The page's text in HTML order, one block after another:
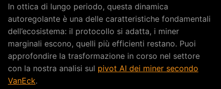
In ottica di lungo periodo, questa dinamica
autoregolante è una delle caratteristiche fondamentali
dell’ecosistema: il protocollo si adatta, i miner
marginali escono, quelli più efficienti restano. Puoi
approfondire la trasformazione in corso nel settore
con la nostra analisi sul pivot AI dei miner secondo
VanEck.